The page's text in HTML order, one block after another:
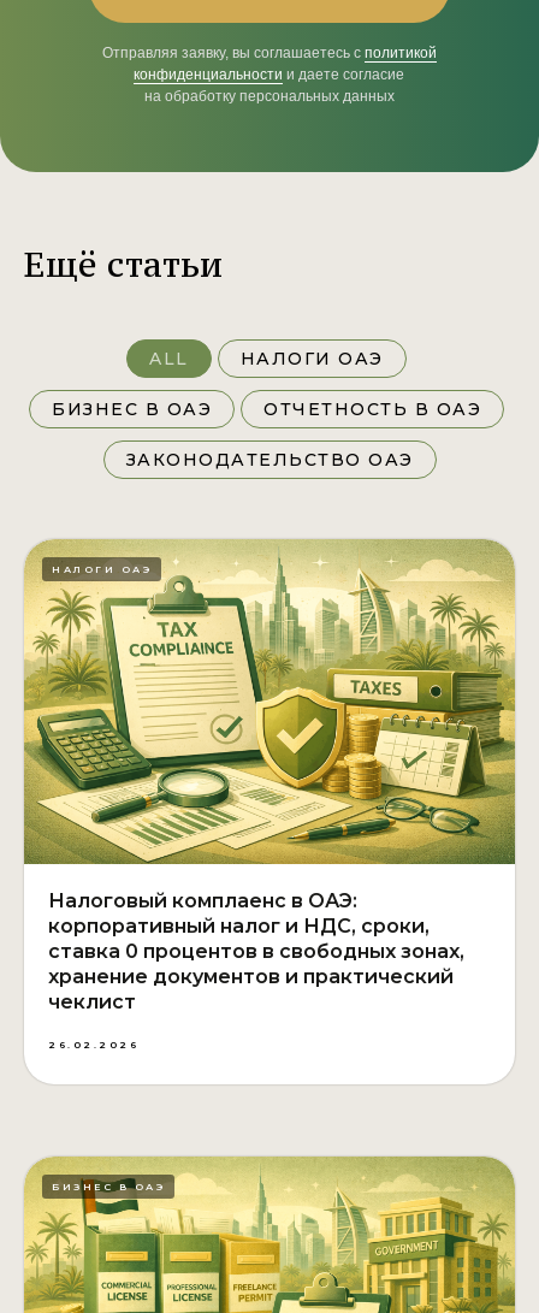
Отправляя заявку, вы соглашаетесь с политикой
конфиденциальности и даете согласие
на обработку персональных данных
Ещё статьи
ALL НАЛОГИ ОАЭ
БИЗНЕС В ОАЭ ОТЧЕТНОСТЬ В ОАЭ
ЗАКОНОДАТЕЛЬСТВО ОАЭ
НАЛОГИ ОАЭ
Налоговый комплаенс в ОАЭ:
корпоративный налог и НДС, сроки,
ставка 0 процентов в свободных зонах,
хранение документов и практический
чеклист
26.02.2026
БИЗНЕС В ОАЭ